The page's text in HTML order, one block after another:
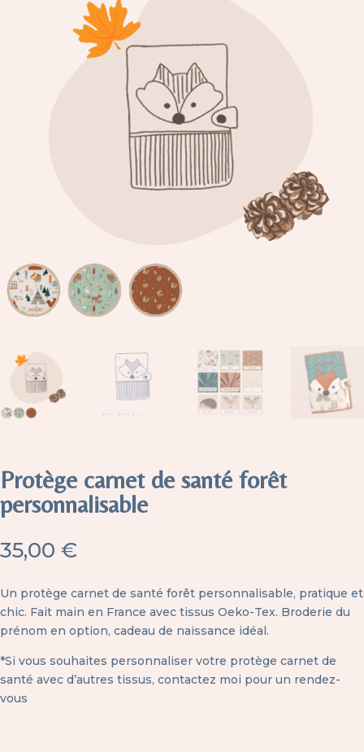
Protège carnet de santé forêt
personnalisable
35,00 €
Un protège carnet de santé forêt personnalisable, pratique et
chic. Fait main en France avec tissus Oeko-Tex. Broderie du
prénom en option, cadeau de naissance idéal.
*Si vous souhaites personnaliser votre protège carnet de
santé avec d’autres tissus, contactez moi pour un rendez-
vous